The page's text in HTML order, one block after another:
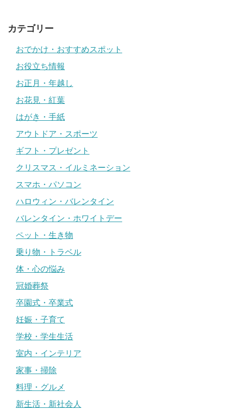
カテゴリー
おでかけ・おすすめスポット
お役立ち情報
お正月・年越し
お花見・紅葉
はがき・手紙
アウトドア・スポーツ
ギフト・プレゼント
クリスマス・イルミネーション
スマホ・パソコン
ハロウィン・バレンタイン
バレンタイン・ホワイトデー
ペット・生き物
乗り物・トラベル
体・心の悩み
冠婚葬祭
卒園式・卒業式
妊娠・子育て
学校・学生生活
室内・インテリア
家事・掃除
料理・グルメ
新生活・新社会人